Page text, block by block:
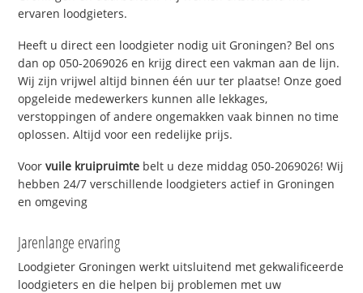
ervaren loodgieters.
Heeft u direct een loodgieter nodig uit Groningen? Bel ons
dan op 050-2069026 en krijg direct een vakman aan de lijn.
Wij zijn vrijwel altijd binnen één uur ter plaatse! Onze goed
opgeleide medewerkers kunnen alle lekkages,
verstoppingen of andere ongemakken vaak binnen no time
oplossen. Altijd voor een redelijke prijs.
Voorvuile kruipruimte belt u deze middag 050-2069026! Wij
hebben 24/7 verschillende loodgieters actief in Groningen
en omgeving
Jarenlange ervaring
Loodgieter Groningen werkt uitsluitend met gekwalificeerde
loodgieters en die helpen bij problemen met uw